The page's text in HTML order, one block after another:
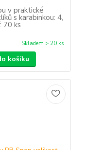
v praktické
s karabinkou: 4,
70 ks
Skladem > 20 ks
košíku